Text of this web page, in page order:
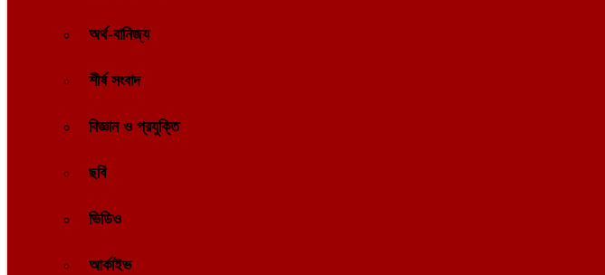
অর্থ-বানিজ্য
শীর্ষ সংবাদ
বিজ্ঞান ও প্রযুক্তি
ছবি
ভিডিও
আর্কাইভ